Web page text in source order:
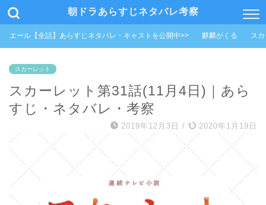
朝ドラあらすじネタバレ考察
エール【全話】あらすじネタバレ・キャストを公開中>> 麒麟がくる ス
スカーレット
スカーレット第31話(11月4日)｜あら
すじ・ネタバレ・考察
2019年12月3日 / 2020年1月19日